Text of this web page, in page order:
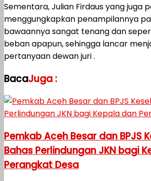
Sementara, Julian Firdaus yang juga
menggungkapkan penampilannya
bawaannya sangat tenang dan
beban apapun, sehingga lancar
pertanyaan dewan juri .
BacaJuga :
Pemkab Aceh Besar dan BPJS
Bahas Perlindungan JKN bagi
Perangkat Desa